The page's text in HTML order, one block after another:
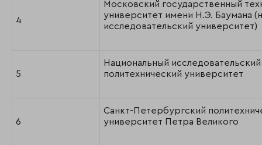
4
Московский государственный
университет имени Н.Э. Баумана
исследовательский университет)
5
Национальный
политехнический университет
6
Санкт-Петербургский
университет Петра Великого